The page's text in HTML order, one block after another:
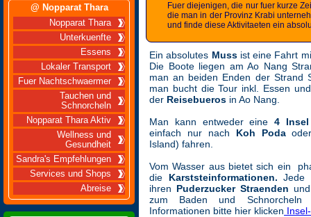
@ Nopparat Thara
Nopparat Thara
Unterkuenfte
Essens
Lokaler Transport
Fuer Nachtschwaermer
Tauchen und
Schnorcheln
Nopparat Thara Aktiv
Wellness und
Gesundheit
Sandra's Empfehlungen
Services und Shops
Abreise
Fuer diejenigen, die nur fuer kurze
die man in der Provinz Krabi
und finde diese Aktivitaeten ein
Ein absolutes Mussist eine Fahrt
Die Boote liegen am Ao Nang
man an beiden Enden der Strand
man bucht die Tour inkl. Essen
der Reisebueros in Ao Nang.
Man kann entweder eine 4
einfach nur nach Koh Poda
Island) fahren.
Vom Wasser aus bietet sich ein
die Karststeinformationen. Jede
ihren Puderzucker Straenden
zum Baden und
Informationen bitte hier klicken